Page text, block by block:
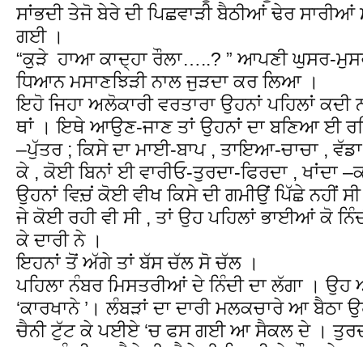
ਸਾਂਭਦੀ ਤੇਜੋ ਬੇਰੇ ਦੀ ਪਿਛਵਾੜੀ ਬੈਠੀਆਂ ਢੇਰ
ਗਈ ।
“ਕੁੜੇ ਹਾਆ ਕਾਦ੍ਹਾ ਰੌਲਾ…..? ” ਆਪਣੀ ਘੁਸਰ-
ਧਿਆਨ ਮਸਾਣਝਿੜੀ ਨਾਲ ਜੁੜਦਾ ਕਰ ਲਿਆ ।
ਇਹੋ ਜਿਹਾ ਅਲੋਕਾਰੀ ਵਰਤਾਰਾ ਉਹਨਾਂ ਪਹਿਲਾਂ
ਥਾਂ । ਇਥੇ ਆਉਣ-ਜਾਣ ਤਾਂ ਉਹਨਾਂ ਦਾ ਬਣਿਆ ਈ
–ਪੁੱਤਰ ; ਕਿਸੇ ਦਾ ਮਾਈ-ਬਾਪ , ਤਾਇਆ-ਚਾਚਾ ,
ਕੇ , ਕੋਈ ਬਿਨਾਂ ਈ ਵਾਰੀਓ-ਤੁਰਦਾ-ਫਿਰਦਾ , ਖਾਂਦਾ
ਉਹਨਾਂ ਵਿਚ਼ਂ ਕੋਈ ਵੀਖ ਕਿਸੇ ਦੀ ਗਮੀਉਂ ਪਿੱਛੇ ਨਹੀਂ
ਜੇ ਕੋਈ ਰਹੀ ਵੀ ਸੀ , ਤਾਂ ਉਹ ਪਹਿਲਾਂ ਭਾਈਆਂ ਕੋ
ਕੇ ਦਾਰੀ ਨੇ ।
ਇਹਨਾਂ ਤੋਂ ਅੱਗੇ ਤਾਂ ਬੱਸ ਚੱਲ ਸੋ ਚੱਲ ।
ਪਹਿਲਾ ਨੰਬਰ ਮਿਸਤਰੀਆਂ ਦੇ ਨਿੰਦੀ ਦਾ ਲੱਗਾ ।
‘ਕਾਰਖਾਨੇ ’। ਲੰਬੜਾਂ ਦਾ ਦਾਰੀ ਮਲਕਚਾਰੇ ਆ
ਚੈਨੀ ਟੁੱਟ ਕੇ ਪਈਏ ‘ਚ ਫਸ ਗਈ ਆ ਸੈਕਲ ਦੇ । ਤੁਰਦਾ